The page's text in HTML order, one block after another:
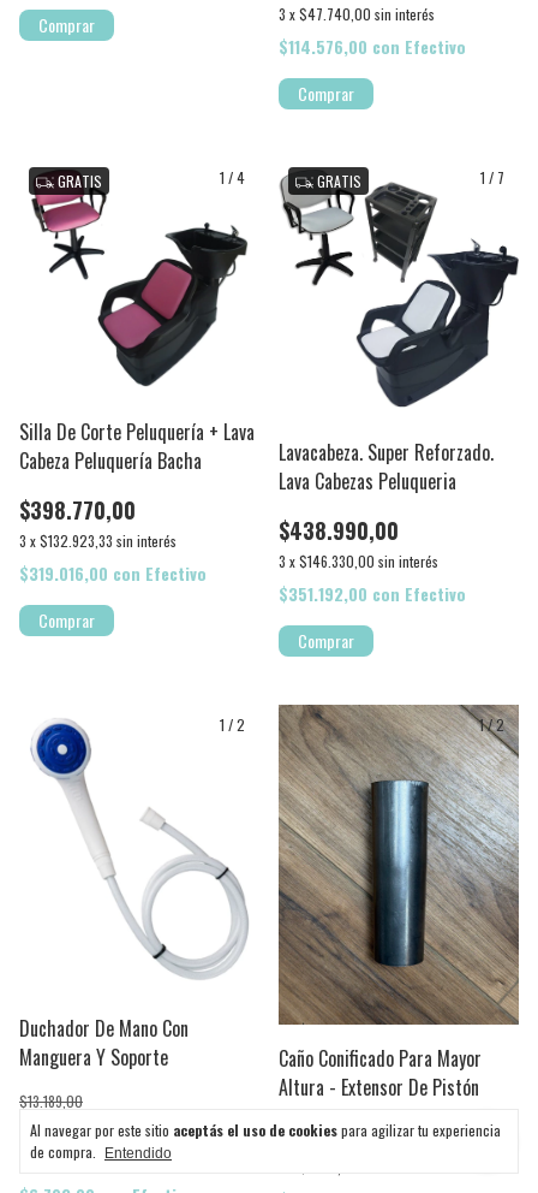
Al navegar por este sitio aceptás el uso de cookiespara agilizar tu experiencia
de compra.
Entendido
3 x$47.740,00 sin interés
$114.576,00 con Efectivo
Comprar
1 /4
GRATIS
Silla De Corte Peluquería + Lava
Cabeza Peluquería Bacha
$398.770,00
3 x$132.923,33 sin interés
$319.016,00 con Efectivo
1 / 7
GRATIS
Lavacabeza. Super Reforzado.
Lava Cabezas Peluqueria
$438.990,00
3 x$146.330,00 sin interés
$351.192,00 con Efectivo
1 /2
Duchador De Mano Con
Manguera Y Soporte
$8.490,00
$13.189,00
36% OFF
x$2.830,00 sin interés
1/2
Caño Conificado Para Mayor
Altura - Extensor De Pistón
$4.990,00